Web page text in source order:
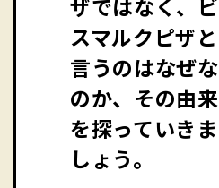
ザではなく、ビ
スマルクピザと
言うのはなぜな
のか、その由来
を探っていきま
しょう。